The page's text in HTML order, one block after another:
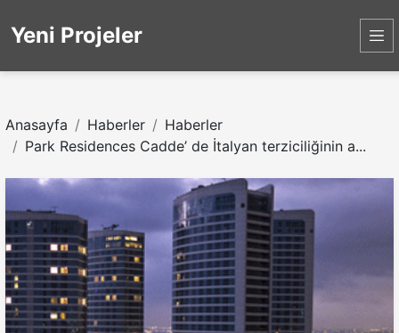
Yeni Projeler
Anasayfa Haberler
Haberler
Park Residences Cadde’ de İtalyan terziciliğinin a...